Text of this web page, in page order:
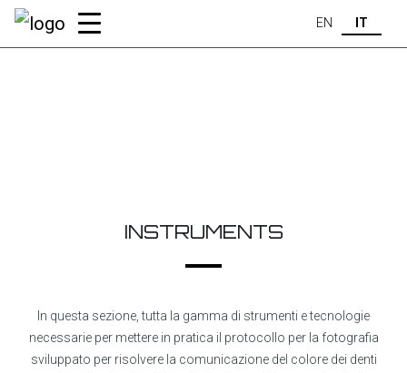
EN IT
INSTRUMENTS
In questa sezione, tutta la gamma di strumenti e tecnologie
necessarie per mettere in pratica il protocollo per la fotografia
sviluppato per risolvere la comunicazione del colore dei denti